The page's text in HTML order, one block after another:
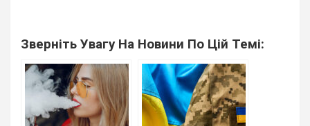
Зверніть Увагу На Новини По Цій Темі: